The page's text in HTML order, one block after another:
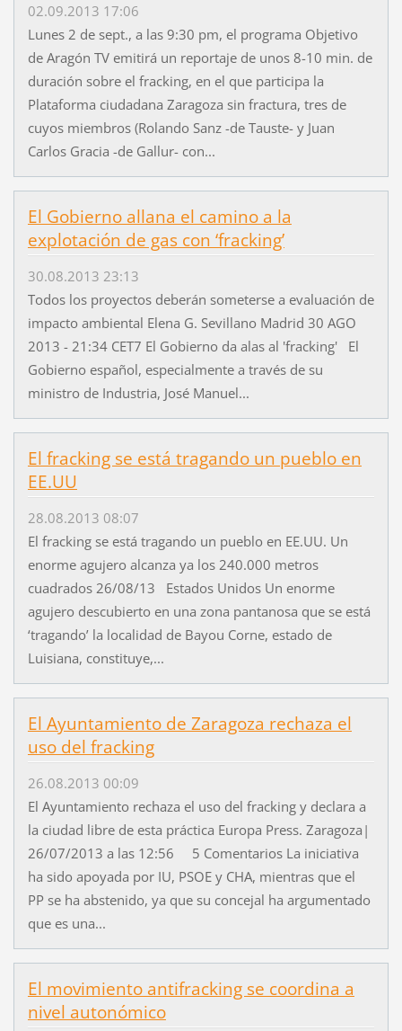
02.09.2013 17:06
Lunes 2 de sept., a las 9:30 pm, el programa Objetivo
de Aragón TV emitirá un reportaje de unos 8-10 min. de
duración sobre el fracking, en el que participa la
Plataforma ciudadana Zaragoza sin fractura, tres de
cuyos miembros (Rolando Sanz -de Tauste- y Juan
Carlos Gracia -de Gallur- con...
El Gobierno allana el camino a la
explotación de gas con ‘fracking’
30.08.2013 23:13
Todos los proyectos deberán someterse a evaluación de
impacto ambiental Elena G. Sevillano Madrid 30 AGO
2013 - 21:34 CET7 El Gobierno da alas al 'fracking' El
Gobierno español, especialmente a través de su
ministro de Industria, José Manuel...
El fracking se está tragando un pueblo en
EE.UU
28.08.2013 08:07
El fracking se está tragando un pueblo en EE.UU. Un
enorme agujero alcanza ya los 240.000 metros
cuadrados 26/08/13 Estados Unidos Un enorme
agujero descubierto en una zona pantanosa que se está
‘tragando’ la localidad de Bayou Corne, estado de
Luisiana, constituye,...
El Ayuntamiento de Zaragoza rechaza el
uso del fracking
26.08.2013 00:09
El Ayuntamiento rechaza el uso del fracking y declara a
la ciudad libre de esta práctica Europa Press. Zaragoza|
26/07/2013 a las 12:56 5 Comentarios La iniciativa
ha sido apoyada por IU, PSOE y CHA, mientras que el
PP se ha abstenido, ya que su concejal ha argumentado
que es una...
El movimiento antifracking se coordina a
nivel autonómico